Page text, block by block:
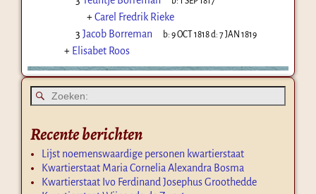
+Carel Fredrik Rieke
3 Jacob Borreman b:9 OCT 1818d:7 JAN 1819
+ Elisabet Roos
Recente berichten
Lijst noemenswaardige personen kwartierstaat
Kwartierstaat Maria Cornelia Alexandra Bosma
Kwartierstaat Ivo Ferdinand Josephus Groothedde